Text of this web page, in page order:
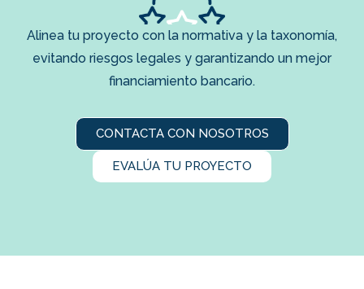
Alinea tu proyecto con la normativa y la taxonomía,
evitando riesgos legales y garantizando un mejor
financiamiento bancario.
CONTACTA CON NOSOTROS
EVALÚA TU PROYECTO